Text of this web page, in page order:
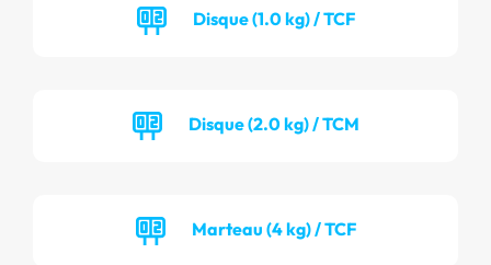
Disque (1.0 kg) / TCF
Disque (2.0 kg) / TCM
Marteau (4 kg) / TCF